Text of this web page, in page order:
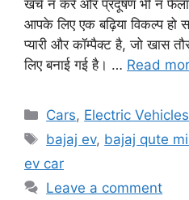
खर्च न करे और प्रदूषण भी न
आपके लिए एक बढ़िया विकल्प
प्यारी और कॉम्पैक्ट है, जो खास
लिए बनाई गई है। … Read
Categories
Cars, Electric Vehicles
Tags
bajaj ev, bajaj qute
ev car
Leave a comment